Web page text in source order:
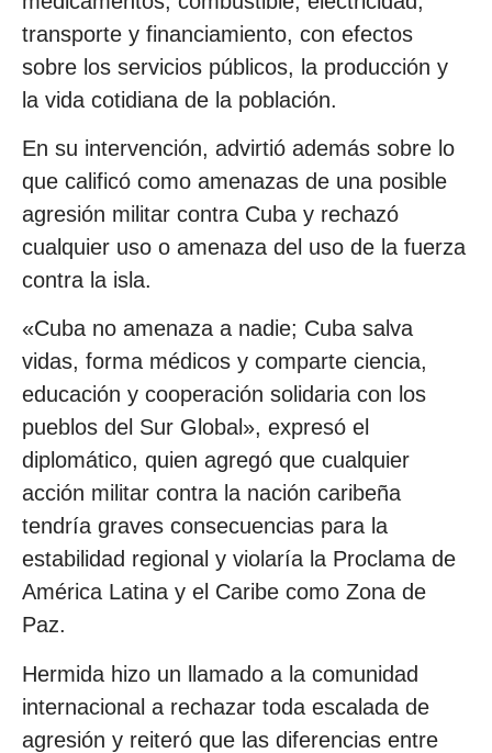
transporte y financiamiento, con efectos
sobre los servicios públicos, la producción y
la vida cotidiana de la población.
En su intervención, advirtió además sobre lo
que calificó como amenazas de una posible
agresión militar contra Cuba y rechazó
cualquier uso o amenaza del uso de la fuerza
contra la isla.
«Cuba no amenaza a nadie; Cuba salva
vidas, forma médicos y comparte ciencia,
educación y cooperación solidaria con los
pueblos del Sur Global», expresó el
diplomático, quien agregó que cualquier
acción militar contra la nación caribeña
tendría graves consecuencias para la
estabilidad regional y violaría la Proclama de
América Latina y el Caribe como Zona de
Paz.
Hermida hizo un llamado a la comunidad
internacional a rechazar toda escalada de
agresión y reiteró que las diferencias entre